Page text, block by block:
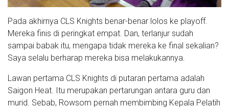
Pada akhirnya CLS Knights benar-benar lolos ke playoff.
Mereka finis di peringkat empat. Dan, terlanjur sudah
sampai babak itu, mengapa tidak mereka ke final sekalian?
Saya selalu berharap mereka bisa melakukannya.
Lawan pertama CLS Knights di putaran pertama adalah
Saigon Heat. Itu merupakan pertarungan antara guru dan
murid. Sebab, Rowsom pernah membimbing Kepala Pelatih